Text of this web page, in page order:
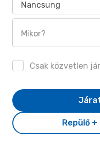
Nancsung
Mikor?
Csak közvetlen
Repülő